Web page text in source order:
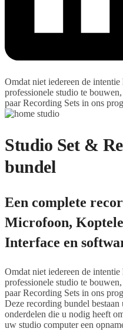
Omdat niet iedereen de intentie
professionele studio te
paar Recording Sets in ons
Studio Set &
bundel
Een complete
Microfoon,
Interface en
Omdat niet iedereen de intentie
professionele studio te
paar Recording Sets in ons
Deze recording bundel bestaan
onderdelen die u nodig heeft
uw studio computer een